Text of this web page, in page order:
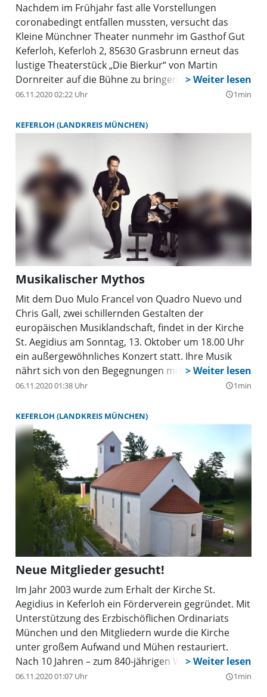
Nachdem im Frühjahr fast alle Vorstellungen
coronabedingt entfallen mussten, versucht das
Kleine Münchner Theater nunmehr im Gasthof Gut
Keferloh, Keferloh 2, 85630 Grasbrunn erneut das
lustige Theaterstück „Die Bierkur“ von Martin
Dornreiter auf die Bühne zu bringen. Premiere ist
am 16. Oktober in der Tenne des Gasthofes Gut
sämtliche Corona-Auflagen eingehalten werden.
06.11.2020 02:22 Uhr query_builder1min
KEFERLOH (LANDKREIS MÜNCHEN)
Musikalischer Mythos
Mit dem Duo Mulo Francel von Quadro Nuevo und
Chris Gall, zwei schillernden Gestalten der
europäischen Musiklandschaft, findet in der Kirche
St. Aegidius am Sonntag, 13. Oktober um 18.00 Uhr
ein außergewöhnliches Konzert statt. Ihre Musik
nährt sich von den Begegnungen mit den
Menschen, ihren Kulturen und Mythen. Zwei
Tönen durch die Nacht tragen.
06.11.2020 01:38 Uhr query_builder1min
KEFERLOH (LANDKREIS MÜNCHEN)
Neue Mitglieder gesucht!
Im Jahr 2003 wurde zum Erhalt der Kirche St.
Aegidius in Keferloh ein Förderverein gegründet. Mit
Unterstützung des Erzbischöflichen Ordinariats
München und den Mitgliedern wurde die Kirche
unter großem Aufwand und Mühen restauriert.
Nach 10 Jahren – zum 840-jährigen Weihejubiläum -
war es vollbracht! Dies war nur durch die vielen
06.11.2020 01:07 Uhr query_builder1min